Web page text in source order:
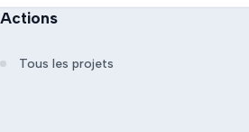
Actions
Tous les projets